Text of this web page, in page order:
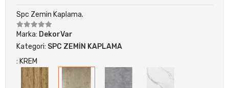
Spc Zemin Kaplama.
Marka: DekorVar
Kategori: SPC ZEMİN KAPLAMA
: KREM